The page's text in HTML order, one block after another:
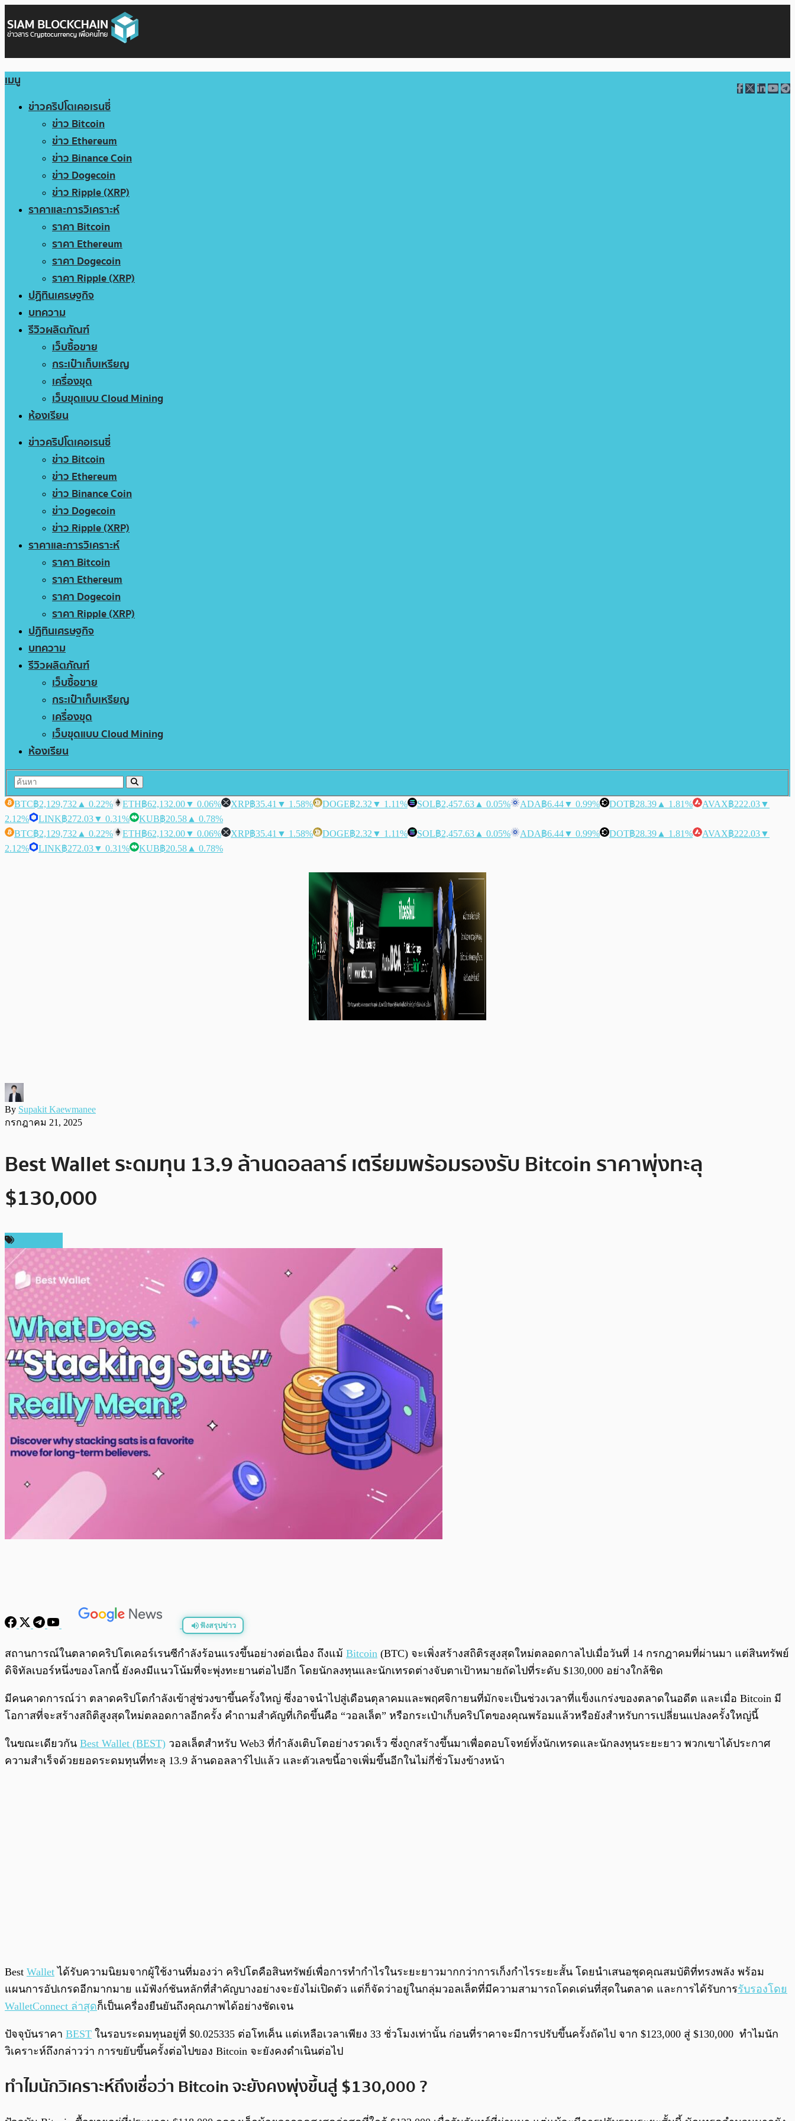
เมนู
ข่าวคริปโตเคอเรนซี่
ข่าว Bitcoin
ข่าว Ethereum
ข่าว Binance Coin
ข่าว Dogecoin
ข่าว Ripple (XRP)
ราคาและการวิเคราะห์
ราคา Bitcoin
ราคา Ethereum
ราคา Dogecoin
ราคา Ripple (XRP)
ปฏิทินเศรษฐกิจ
บทความ
รีวิวผลิตภัณฑ์
เว็บซื้อขาย
กระเป๋าเก็บเหรียญ
เครื่องขุด
เว็บขุดแบบ Cloud Mining
ห้องเรียน
ข่าวคริปโตเคอเรนซี่
ข่าว Bitcoin
ข่าว Ethereum
ข่าว Binance Coin
ข่าว Dogecoin
ข่าว Ripple (XRP)
ราคาและการวิเคราะห์
ราคา Bitcoin
ราคา Ethereum
ราคา Dogecoin
ราคา Ripple (XRP)
ปฏิทินเศรษฐกิจ
บทความ
รีวิวผลิตภัณฑ์
เว็บซื้อขาย
กระเป๋าเก็บเหรียญ
เครื่องขุด
เว็บขุดแบบ Cloud Mining
ห้องเรียน
BTC฿2,129,732 ▲ 0.22% ETH฿62,132.00▼ 0.06% XRP฿35.41 ▼ 1.58% DOGE฿2.32 ▼ 1.11% SOL฿2,457.63 ▲ 0.05% ADA฿6.44▼ 0.99% DOT฿28.39 ▲ 1.81% AVAX฿222.03▼
2.12%
LINK฿272.03▼ 0.31% KUB฿20.58 ▲ 0.78%
BTC฿2,129,732 ▲ 0.22% ETH฿62,132.00▼ 0.06% XRP฿35.41 ▼ 1.58% DOGE฿2.32 ▼ 1.11% SOL฿2,457.63 ▲ 0.05% ADA฿6.44▼ 0.99% DOT฿28.39 ▲ 1.81% AVAX฿222.03▼
2.12%
LINK฿272.03▼ 0.31% KUB฿20.58 ▲ 0.78%
By Supakit Kaewmanee
กรกฎาคม 21, 2025
Best Wallet ระดมทุน 13.9 ล้านดอลลาร์ เตรียมพร้อมรองรับ Bitcoin ราคาพุ่งทะลุ
$130,000
ฟังสรุปข่าว
พร้อมเล่น 0:00
สถานการณ์ในตลาดคริปโตเคอร์เรนซีกำลังร้อนแรงขึ้นอย่างต่อเนื่อง ถึงแม้ Bitcoin (BTC) จะเพิ่งสร้างสถิติรสูงสุดใหม่ตลอดกาลไปเมื่อวันที่ 14 กรกฎาคมที่ผ่านมา แต่สินทรัพย์
ดิจิทัลเบอร์หนึ่งของโลกนี้ ยังคงมีแนวโน้มที่จะพุ่งทะยานต่อไปอีก โดยนักลงทุนและนักเทรดต่างจับตาเป้าหมายถัดไปที่ระดับ $130,000 อย่างใกล้ชิด
มีคนคาดการณ์ว่า ตลาดคริปโตกำลังเข้าสู่ช่วงขาขึ้นครั้งใหญ่ ซึ่งอาจนำไปสู่เดือนตุลาคมและพฤศจิกายนที่มักจะเป็นช่วงเวลาที่แข็งแกร่งของตลาดในอดีต และเมื่อ Bitcoin มี
โอกาสที่จะสร้างสถิติสูงสุดใหม่ตลอดกาลอีกครั้ง คำถามสำคัญที่เกิดขึ้นคือ “วอลเล็ต” หรือกระเป๋าเก็บคริปโตของคุณพร้อมแล้วหรือยังสำหรับการเปลี่ยนแปลงครั้งใหญ่นี้
ในขณะเดียวกัน Best Wallet (BEST) วอลเล็ตสำหรับ Web3 ที่กำลังเติบโตอย่างรวดเร็ว ซึ่งถูกสร้างขึ้นมาเพื่อตอบโจทย์ทั้งนักเทรดและนักลงทุนระยะยาว พวกเขาได้ประกาศ
ความสำเร็จด้วยยอดระดมทุนที่ทะลุ 13.9 ล้านดอลลาร์ไปแล้ว และตัวเลขนี้อาจเพิ่มขึ้นอีกในไม่กี่ชั่วโมงข้างหน้า
Best Wallet ได้รับความนิยมจากผู้ใช้งานที่มองว่า คริปโตคือสินทรัพย์เพื่อการทำกำไรในระยะยาวมากกว่าการเก็งกำไรระยะสั้น โดยนำเสนอชุดคุณสมบัติที่ทรงพลัง พร้อม
แผนการอัปเกรดอีกมากมาย แม้ฟังก์ชันหลักที่สำคัญบางอย่างจะยังไม่เปิดตัว แต่ก็จัดว่าอยู่ในกลุ่มวอลเล็ตที่มีความสามารถโดดเด่นที่สุดในตลาด และการได้รับการรับรองโดย
WalletConnect ล่าสุดก็เป็นเครื่องยืนยันถึงคุณภาพได้อย่างชัดเจน
ปัจจุบันราคา BEST ในรอบระดมทุนอยู่ที่ $0.025335 ต่อโทเค็น แต่เหลือเวลาเพียง 33 ชั่วโมงเท่านั้น ก่อนที่ราคาจะมีการปรับขึ้นครั้งถัดไป จาก $123,000 สู่ $130,000 ทำไมนัก
วิเคราะห์ถึงกล่าวว่า การขยับขึ้นครั้งต่อไปของ Bitcoin จะยังคงดำเนินต่อไป
ทำไมนักวิเคราะห์ถึงเชื่อว่า Bitcoin จะยังคงพุ่งขึ้นสู่ $130,000 ?